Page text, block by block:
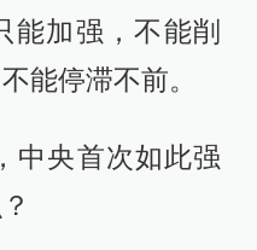
能加强，不能削
能停滞不前。
中央首次如此强